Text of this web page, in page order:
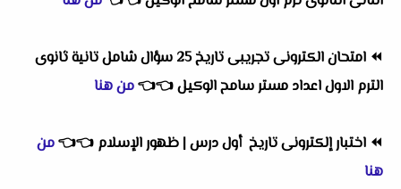
⏪
امتحان الكترونى تجريبى تاريخ 25 سؤال شامل تانية ثانوى
الترم الاول اعداد مستر سامح الوكيل👈
👈من هنا
⏪ اختبار إلكترونى تاريخ أول درس | ظهور الإسلام 👈
👈من
هنا